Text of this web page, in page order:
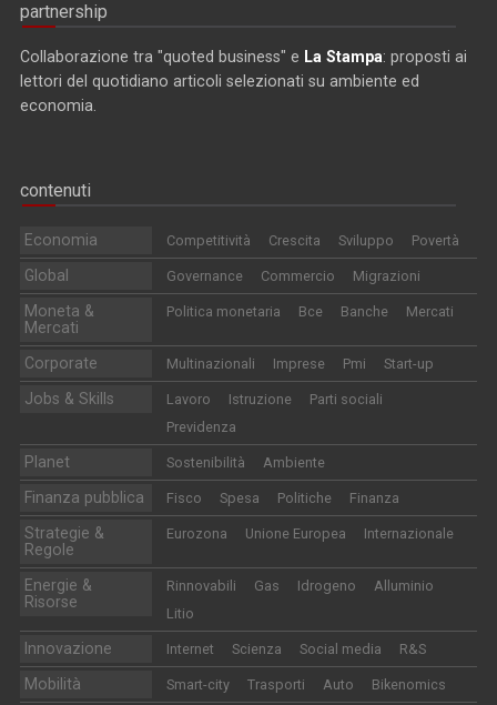
partnership
Collaborazione tra "quoted business" e La Stampa: proposti ai
lettori del quotidiano articoli selezionati su ambiente ed
economia.
contenuti
Economia Competitività Crescita Sviluppo Povertà
Global Governance Commercio Migrazioni
Moneta &
Mercati
Politica monetaria Bce Banche Mercati
Corporate Multinazionali Imprese Pmi Start-up
Jobs & Skills Lavoro Istruzione
Parti sociali
Previdenza
Planet Sostenibilità Ambiente
Finanza pubblica Fisco Spesa Politiche Finanza
Strategie &
Regole
Eurozona Unione Europea Internazionale
Energie &
Risorse
Rinnovabili Gas Idrogeno
Alluminio
Litio
Innovazione Internet Scienza Social media R&S
Mobilità Smart-city Trasporti Auto Bikenomics